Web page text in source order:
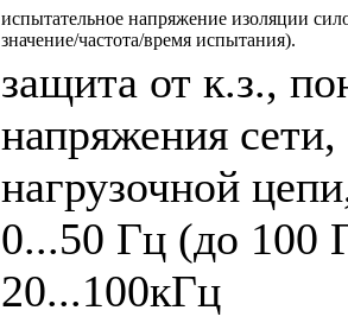
испытательное напряжение изоляции
значение/частота/время испытания).
защита от к.з.,
напряжения
нагрузочной
0...50 Гц (до 100
20...100кГц